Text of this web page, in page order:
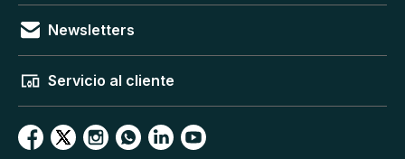
Newsletters
Servicio al cliente